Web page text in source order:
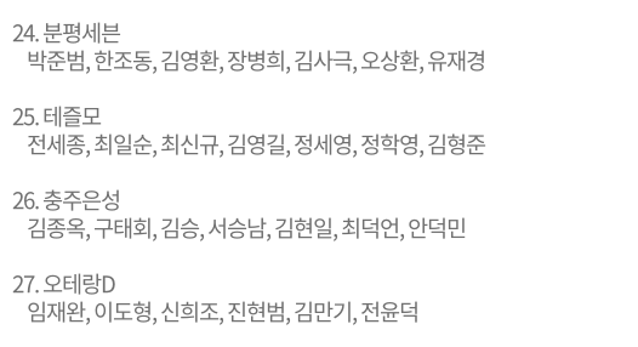
24. 분평세븐
박준범, 한조동, 김영환, 장병희, 김사극, 오상환, 유재경
25. 테즐모
전세종, 최일순, 최신규, 김영길, 정세영, 정학영, 김형준
26. 충주은성
김종옥, 구태회, 김승, 서승남, 김현일, 최덕언, 안덕민
27. 오테랑D
임재완, 이도형, 신희조, 진현범, 김만기, 전윤덕